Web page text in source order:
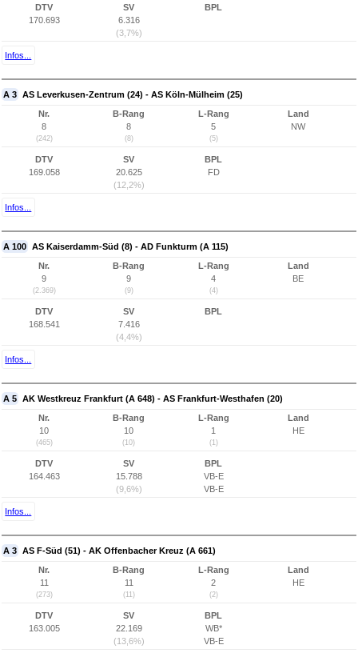
DTV
170.693
SV
6.316
(3,7%)
BPL
Infos...
A 3 AS Leverkusen-Zentrum (24) - AS Köln-Mülheim (25)
Nr.
8
(242)
B-Rang
8
(8)
L-Rang
5
(5)
Land
NW
DTV
169.058
SV
20.625
(12,2%)
BPL
FD
Infos...
A 100 AS Kaiserdamm-Süd (8) - AD Funkturm (A 115)
Nr.
9
(2.369)
B-Rang
9
(9)
L-Rang
4
(4)
Land
BE
DTV
168.541
SV
7.416
(4,4%)
BPL
Infos...
A 5 AK Westkreuz Frankfurt (A 648) - AS Frankfurt-Westhafen (20)
Nr.
10
(465)
B-Rang
10
(10)
L-Rang
1
(1)
Land
HE
DTV
164.463
SV
15.788
(9,6%)
BPL
VB-E
VB-E
Infos...
A 3 AS F-Süd (51) - AK Offenbacher Kreuz (A 661)
Nr.
11
(273)
B-Rang
11
(11)
L-Rang
2
(2)
Land
HE
DTV
163.005
SV
22.169
(13,6%)
BPL
WB*
VB-E